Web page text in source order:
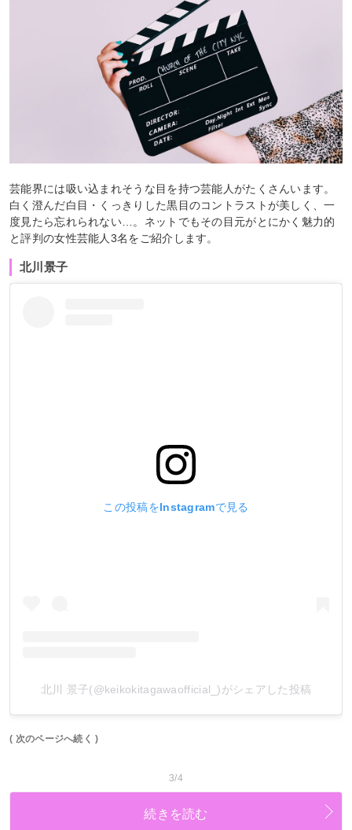
芸能界には吸い込まれそうな目を持つ芸能人がたくさんいます。
白く澄んだ白目・くっきりした黒目のコントラストが美しく、一
度見たら忘れられない…。ネットでもその目元がとにかく魅力的
と評判の女性芸能人3名をご紹介します。
北川景子
この投稿をInstagramで見る
北川 景子(@keikokitagawaofficial_)がシェアした投稿
( 次のページへ続く )
3/4
続きを読む